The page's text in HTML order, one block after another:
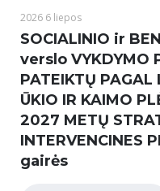
2026 6 liepos
SOCIALINIO ir
verslo VYKDYMO
PATEIKTŲ PAGAL
ŪKIO IR KAIMO
2027 METŲ
INTERVENCINES
gairės